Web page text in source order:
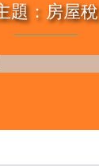
題：房屋稅